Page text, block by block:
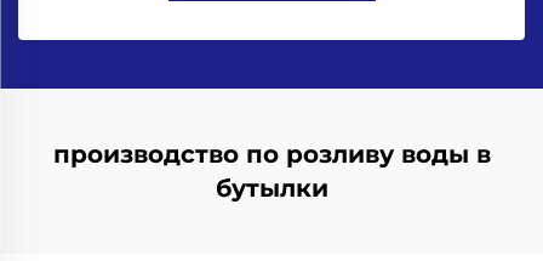
производство по розливу воды в
бутылки